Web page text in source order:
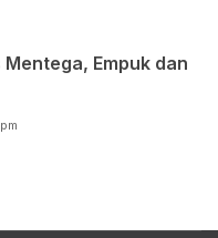
Empuk dan